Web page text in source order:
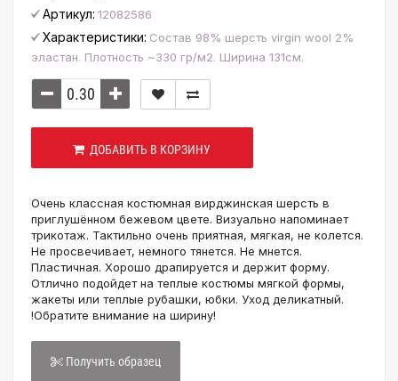
Артикул: 12082586
Характеристики: Состав 98% шерсть virgin wool 2%
эластан. Плотность ~330 гр/м2. Ширина 131см.
ДОБАВИТЬ В КОРЗИНУ
Очень классная костюмная вирджинская шерсть в
приглушённом бежевом цвете. Визуально напоминает
трикотаж. Тактильно очень приятная, мягкая, не колется.
Не просвечивает, немного тянется. Не мнется.
Пластичная. Хорошо драпируется и держит форму.
Отлично подойдет на теплые костюмы мягкой формы,
жакеты или теплые рубашки, юбки. Уход деликатный.
!Обратите внимание на ширину!
Получить образец